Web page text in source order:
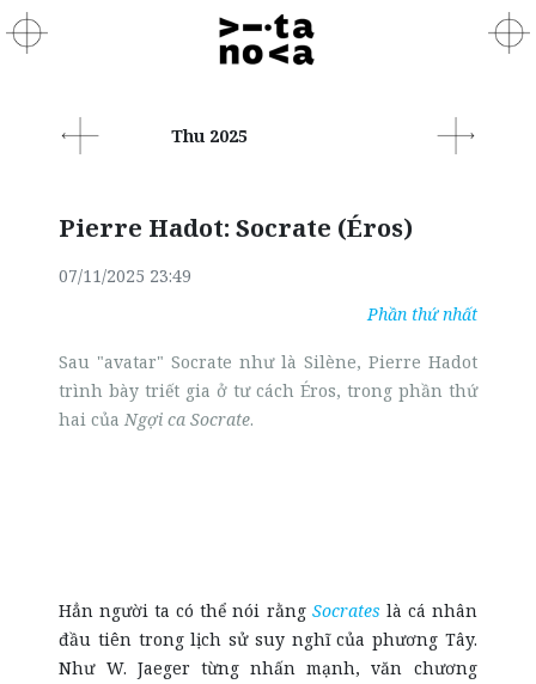
Thu 2025
Pierre Hadot: Socrate (Éros)
07/11/2025 23:49
Phần thứ nhất
Sau "avatar" Socrate như là Silène, Pierre Hadot
trình bày triết gia ở tư cách Éros, trong phần thứ
hai củaNgợi ca Socrate.
Hẳn người ta có thể nói rằng Socrates là cá nhân
đầu tiên trong lịch sử suy nghĩ của phương Tây.
Như W. Jaeger từng nhấn mạnh, văn chương